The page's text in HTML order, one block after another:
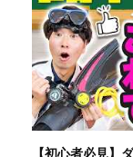
方でも安心して
中！ 2021年
イビングスクー
ター」部門
「
部門
「国内ダ
達成！ ――――――――――――――――― パパラギダイ
ビングスクール